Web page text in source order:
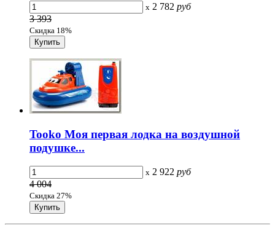
x 2 782 руб
3 393
Скидка 18%
Tooko Моя первая лодка на воздушной
подушке...
x 2 922 руб
4 004
Скидка 27%